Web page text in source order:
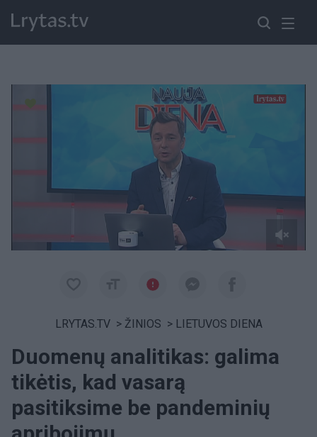
LRYTAS.TV > ŽINIOS > LIETUVOS DIENA
Duomenų analitikas: galima
tikėtis, kad vasarą
pasitiksime be pandeminių